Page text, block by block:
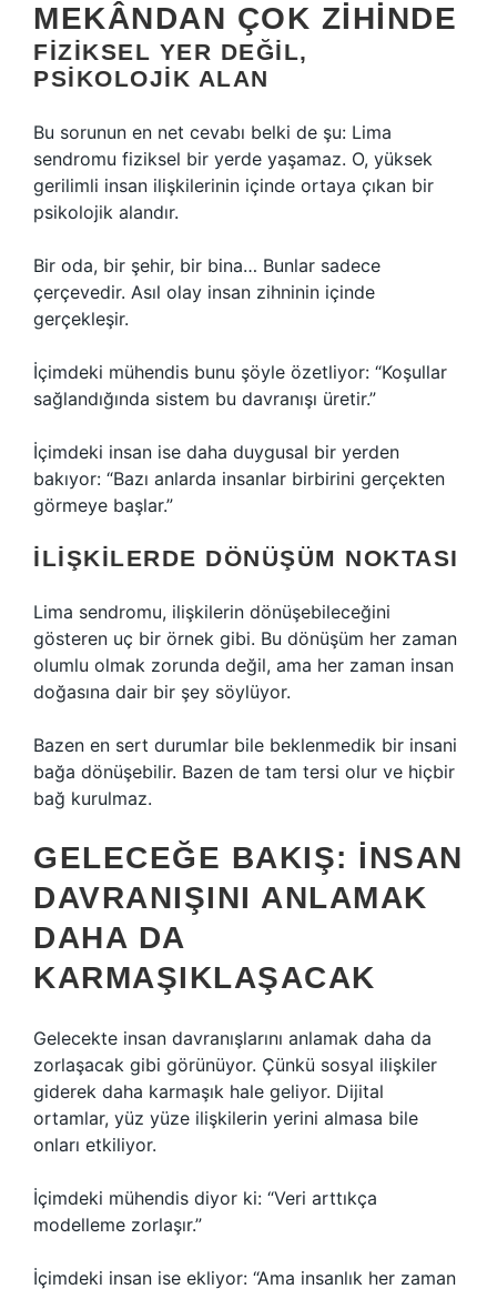
MEKÂNDAN ÇOK ZIHINDE
FIZIKSEL YER DEĞIL,
PSIKOLOJIK ALAN
Bu sorunun en net cevabı belki de şu: Lima
sendromu fiziksel bir yerde yaşamaz. O, yüksek
gerilimli insan ilişkilerinin içinde ortaya çıkan bir
psikolojik alandır.
Bir oda, bir şehir, bir bina… Bunlar sadece
çerçevedir. Asıl olay insan zihninin içinde
gerçekleşir.
İçimdeki mühendis bunu şöyle özetliyor: “Koşullar
sağlandığında sistem bu davranışı üretir.”
İçimdeki insan ise daha duygusal bir yerden
bakıyor: “Bazı anlarda insanlar birbirini gerçekten
görmeye başlar.”
İLIŞKILERDE DÖNÜŞÜM NOKTASI
Lima sendromu, ilişkilerin dönüşebileceğini
gösteren uç bir örnek gibi. Bu dönüşüm her zaman
olumlu olmak zorunda değil, ama her zaman insan
doğasına dair bir şey söylüyor.
Bazen en sert durumlar bile beklenmedik bir insani
bağa dönüşebilir. Bazen de tam tersi olur ve hiçbir
bağ kurulmaz.
GELECEĞE BAKIŞ: İNSAN
DAVRANIŞINI ANLAMAK
DAHA DA
KARMAŞIKLAŞACAK
Gelecekte insan davranışlarını anlamak daha da
zorlaşacak gibi görünüyor. Çünkü sosyal ilişkiler
giderek daha karmaşık hale geliyor. Dijital
ortamlar, yüz yüze ilişkilerin yerini almasa bile
onları etkiliyor.
İçimdeki mühendis diyor ki: “Veri arttıkça
modelleme zorlaşır.”
İçimdeki insan ise ekliyor: “Ama insanlık her zaman